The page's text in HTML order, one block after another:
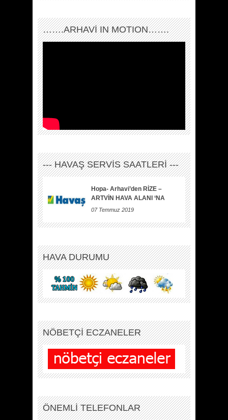
…….ARHAVI IN MOTION…….
--- HAVAŞ SERVİS SAATLERİ ---
Hopa- Arhavi’den RİZE –
ARTVİN HAVA ALANI ‘NA
07 Temmuz 2019
HAVA DURUMU
NÖBETÇİ ECZANELER
ÖNEMLİ TELEFONLAR